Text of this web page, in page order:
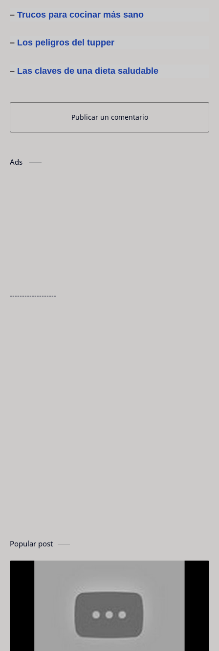
– Trucos para cocinar más sano
– Los peligros del tupper
– Las claves de una dieta saludable
Publicar un comentario
Ads
-------------------
Popular post